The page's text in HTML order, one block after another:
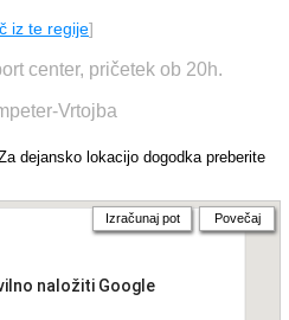
iz te regije]
center, pričetek ob 20h.
Vrtojba
dejansko lokacijo dogodka preberite
naložiti Google
Izračunaj pot Povečaj